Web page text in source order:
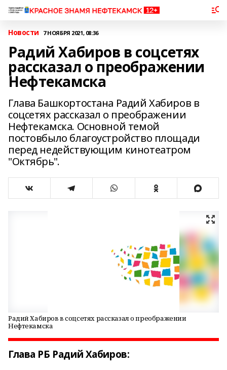
Новости 7 НОЯБРЯ 2021, 08:36
Радий Хабиров в соцсетях
рассказал о преображении
Нефтекамска
Глава Башкортостана Радий Хабиров в
соцсетях рассказал о преображении
Нефтекамска. Основной темой
постовбыло благоустройство площади
перед недействующим кинотеатром
"Октябрь".
Радий Хабиров в соцсетях рассказал о преображении
Нефтекамска
Глава РБ Радий Хабиров: